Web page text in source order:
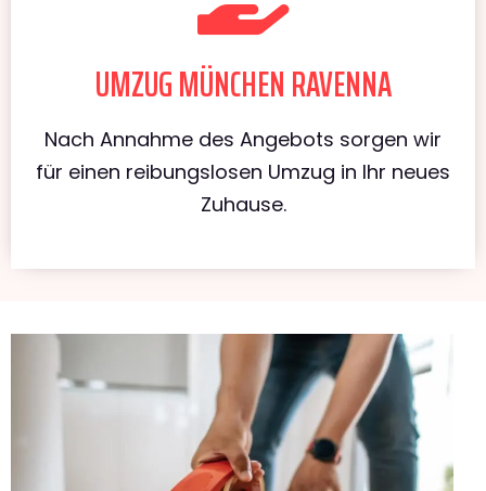
UMZUG MÜNCHEN RAVENNA
Nach Annahme des Angebots sorgen wir
für einen reibungslosen Umzug in Ihr neues
Zuhause.